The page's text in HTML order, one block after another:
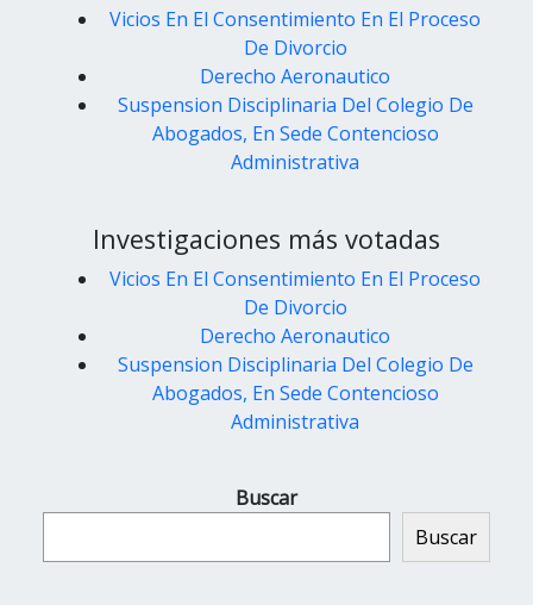
Vicios En El Consentimiento En El Proceso
De Divorcio
Derecho Aeronautico
Suspension Disciplinaria Del Colegio De
Abogados, En Sede Contencioso
Administrativa
Investigaciones más votadas
Vicios En El Consentimiento En El Proceso
De Divorcio
Derecho Aeronautico
Suspension Disciplinaria Del Colegio De
Abogados, En Sede Contencioso
Administrativa
Buscar
Buscar